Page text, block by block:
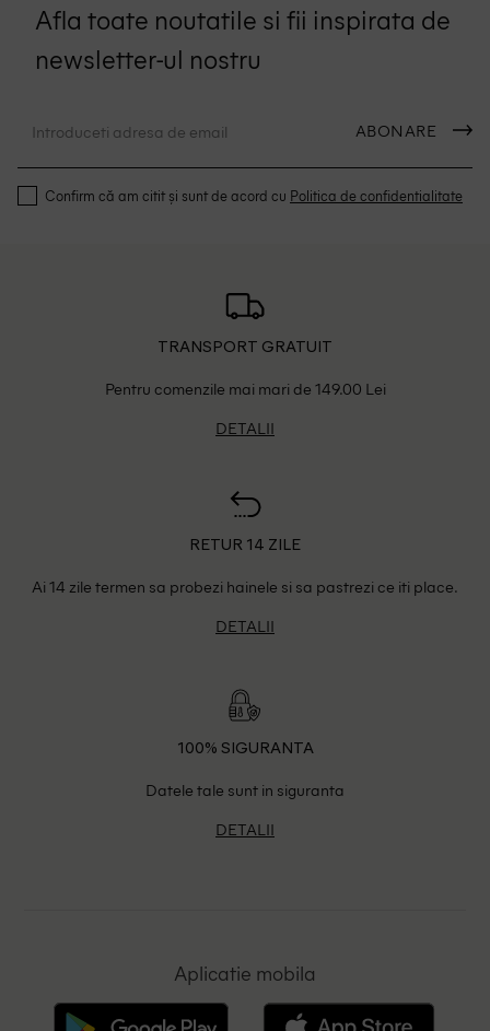
Afla toate noutatile si fii inspirata de
newsletter-ul nostru
ABONARE
Confirm că am citit și sunt de acord cu Politica de confidentialitate
TRANSPORT GRATUIT
Pentru comenzile mai mari de 149.00 Lei
DETALII
RETUR 14 ZILE
Ai 14 zile termen sa probezi hainele si sa pastrezi ce iti place.
DETALII
100% SIGURANTA
Datele tale sunt in siguranta
DETALII
Aplicatie mobila